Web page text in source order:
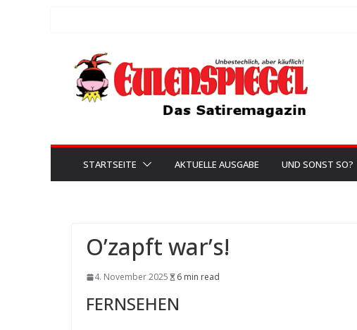
springen
STARTSEITE AKTUELLE AUSGABE UND SONST SO?
O’zapft war’s!
4. November 2025 6 min read
FERNSEHEN